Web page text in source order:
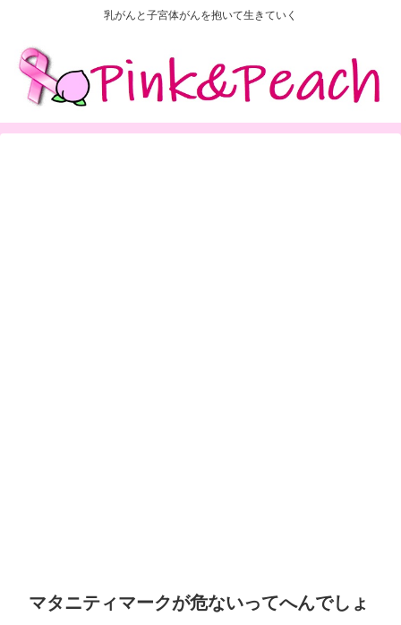
乳がんと子宮体がんを抱いて生きていく
マタニティマークが危ないってへんでしょ